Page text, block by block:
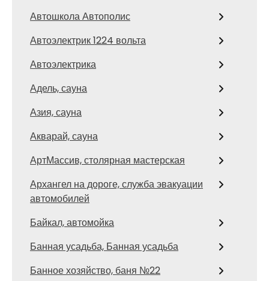
Автошкола Автополис
Автоэлектрик 1224 вольта
Автоэлектрика
Адель, сауна
Азия, сауна
Акварай, сауна
АртМассив, столярная мастерская
Архангел на дороге, служба эвакуации
автомобилей
Байкал, автомойка
Банная усадьба, Банная усадьба
Банное хозяйство, баня №22